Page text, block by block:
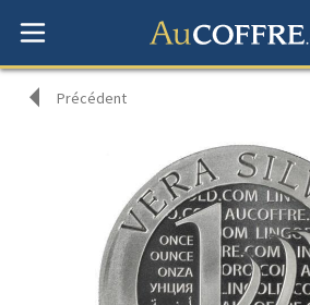
Précédent